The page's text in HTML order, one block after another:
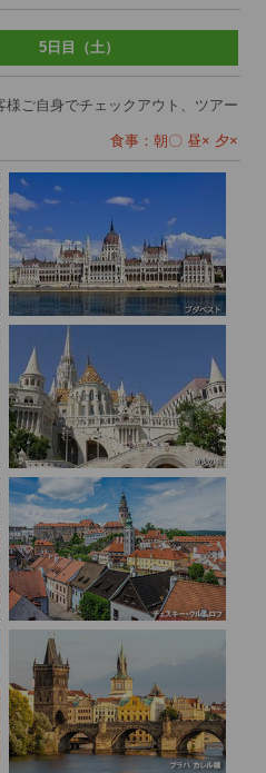
5日目（土）
様ご自身でチェックアウト、ツアー
食事：朝〇 昼× 夕×